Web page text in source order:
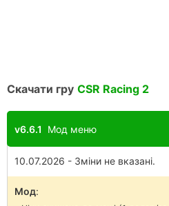
Скачати гру CSR Racing 2
v6.6.1 Мод меню
10.07.2026 - Зміни не вказані.
Мод: